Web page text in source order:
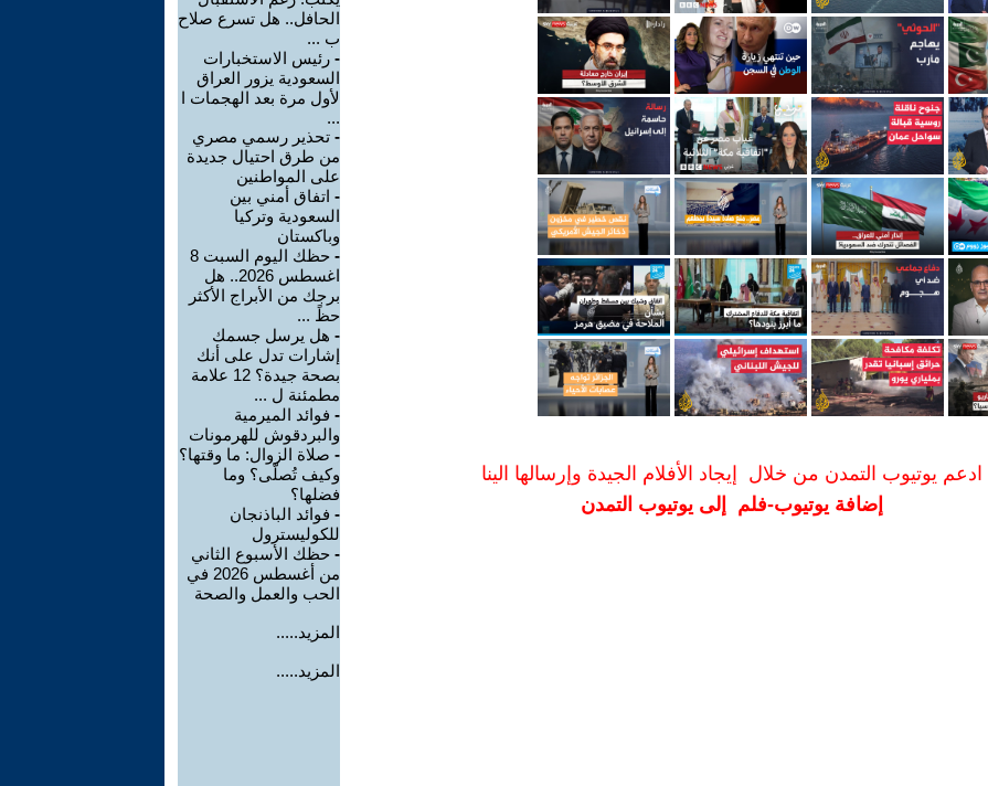
ادعم يوتيوب التمدن من خلال إيجاد الأفلام الجيدة وإرسالها الينا
إضافة يوتيوب-فلم إلى يوتيوب التمدن
الحافل.. هل تسرع صلاح
ب ...
- رئيس الاستخبارات
السعودية يزور العراق
لأول مرة بعد الهجمات ا
...
- تحذير رسمي مصري
من طرق احتيال جديدة
على المواطنين
- اتفاق أمني بين
السعودية وتركيا
وباكستان
-
حظك اليوم السبت 8
اغسطس 2026.. هل
برجك من الأبراج الأكثر
حظً ...
- هل يرسل جسمك
إشارات تدل على أنك
بصحة جيدة؟ 12 علامة
مطمئنة ل ...
- فوائد الميرمية
والبردقوش للهرمونات
- صلاة الزوال: ما وقتها؟
وكيف تُصلّى؟ وما
فضلها؟
- فوائد الباذنجان
للكوليسترول
- حظك الأسبوع الثاني
من أغسطس 2026 في
الحب والعمل والصحة
المزيد.....
المزيد.....